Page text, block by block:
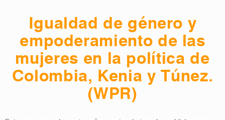
Igualdad de género y
empoderamiento de las
mujeres en la política de
Colombia, Kenia y Túnez.
(WPR)